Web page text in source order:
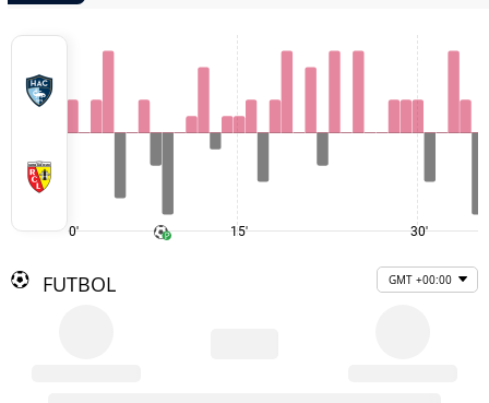
0' 15' 30'
FUTBOL GMT +00:00